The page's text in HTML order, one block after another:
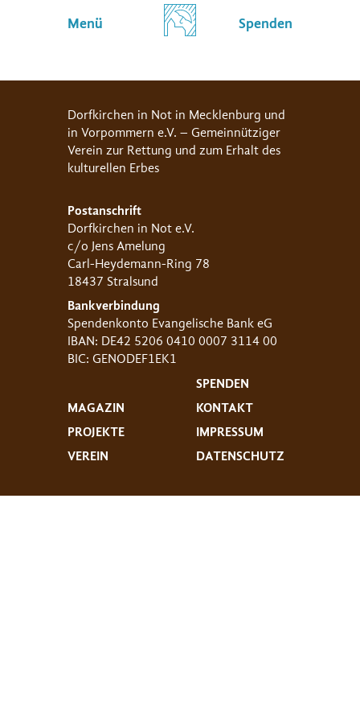
Menü Spenden
Dorfkirchen in Not in Mecklenburg und
in Vorpommern e.V. – Gemeinnütziger
Verein zur Rettung und zum Erhalt des
kulturellen Erbes
Postanschrift
Dorfkirchen in Not e.V.
c/o Jens Amelung
Carl-Heydemann-Ring 78
18437 Stralsund
Bankverbindung
Spendenkonto Evangelische Bank eG
IBAN: DE42 5206 0410 0007 3114 00
BIC: GENODEF1EK1
MAGAZIN
PROJEKTE
VEREIN
SPENDEN
KONTAKT
IMPRESSUM
DATENSCHUTZ